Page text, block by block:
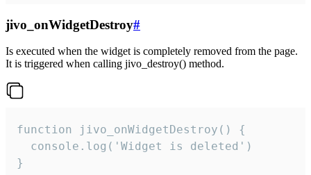
jivo_onWidgetDestroy#
Is executed when the widget is completely removed from the page.
It is triggered when calling jivo_destroy() method.
function jivo_onWidgetDestroy() {
  console.log('Widget is deleted')
}